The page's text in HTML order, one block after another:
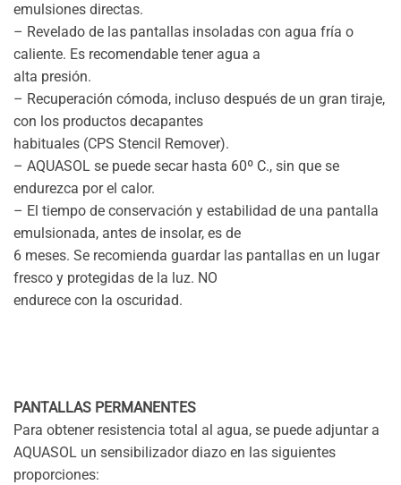
emulsiones directas.
– Revelado de las pantallas insoladas con agua fría o
caliente. Es recomendable tener agua a
alta presión.
– Recuperación cómoda, incluso después de un gran tiraje,
con los productos decapantes
habituales (CPS Stencil Remover).
– AQUASOL se puede secar hasta 60º C., sin que se
endurezca por el calor.
– El tiempo de conservación y estabilidad de una pantalla
emulsionada, antes de insolar, es de
6 meses. Se recomienda guardar las pantallas en un lugar
fresco y protegidas de la luz. NO
endurece con la oscuridad.
PANTALLAS PERMANENTES
Para obtener resistencia total al agua, se puede adjuntar a
AQUASOL un sensibilizador diazo en las siguientes
proporciones: